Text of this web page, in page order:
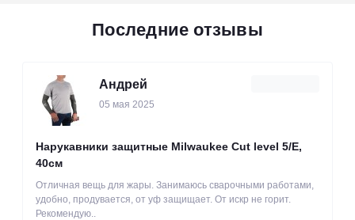
Последние отзывы
Андрей
05 мая 2025
Нарукавники защитные Milwaukee Cut level 5/Е,
40см
Отличная вещь для жары. Занимаюсь сварочными работами,
удобно, продувается, от уф защищает. От искр не горит.
Рекомендую..